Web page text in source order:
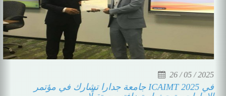
وتبحث استضافته مستقبلًا